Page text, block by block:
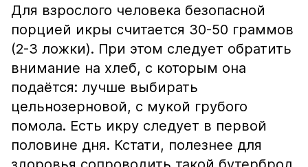
Для взрослого человека безопасной
порцией икры считается 30-50 граммов
(2-3 ложки). При этом следует обратить
внимание на хлеб, с которым она
подаётся: лучше выбирать
цельнозерновой, с мукой грубого
помола. Есть икру следует в первой
половине дня. Кстати, полезнее для